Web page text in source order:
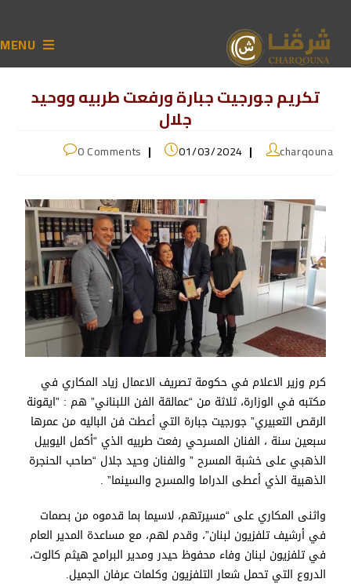
MENU
تكريم جورجيت جبارة ورفعت طربيه ووحيد
جلال
charqouna
01/03/2024
0 Comments
⁠كرم وزير الاعلام في حكومة تصريف الاعمال زياد المكاري في
مكتبه في الوزارة، ثلاثة من “عمالقة الفن اللبناني” هم : ⁠”ايقونة
الرقص التعبيري” جورجيت جبارة التي أعطت فن الباليه من عمرها
سبعين سنة ، الفنان المسرحي رفعت طربيه الذي “أكمل اليوبيل
الذهبي على خشبة المسرح ” والفنان وحيد جلال “صاحب الحنجرة
الذهبية الذي أعطى الدراما والمسرح والسينما” .
واثنى المكاري على “مسيرتهم، لاسيما بما قدموه من بصمات
في أرشيف تلفزيون لبنان”، وقدم لهم، مع مساعدة المدير العام
في تلفزيون لبنان وفاء محفوظ حيدر ومدير البرامج هيثم كالوت،
الدروع التي تحمل شعار التلفزيون وكلمات عرفان الجميل.